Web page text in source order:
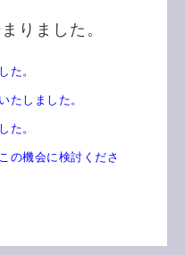
りました。
た。
たしました。
た。
の機会に検討くださ